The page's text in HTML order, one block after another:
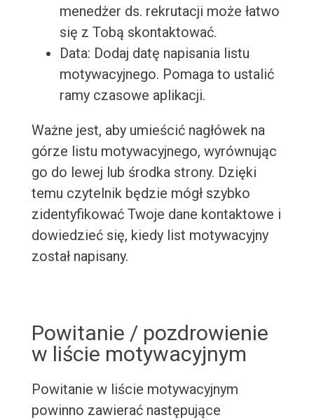
menedżer ds. rekrutacji może łatwo
się z Tobą skontaktować.
Data: Dodaj datę napisania listu
motywacyjnego. Pomaga to ustalić
ramy czasowe aplikacji.
Ważne jest, aby umieścić nagłówek na
górze listu motywacyjnego, wyrównując
go do lewej lub środka strony. Dzięki
temu czytelnik będzie mógł szybko
zidentyfikować Twoje dane kontaktowe i
dowiedzieć się, kiedy list motywacyjny
został napisany.
Powitanie / pozdrowienie
w liście motywacyjnym
Powitanie w liście motywacyjnym
powinno zawierać następujące